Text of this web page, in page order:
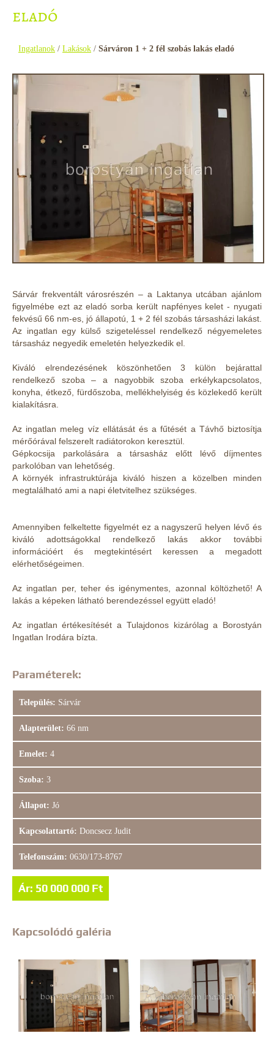
eladó
Ingatlanok / Lakások / Sárváron 1 + 2 fél szobás lakás eladó
Ár: 50 000 000 Ft
Sárvár frekventált városrészén – a Laktanya utcában ajánlom
figyelmébe ezt az eladó sorba került napfényes kelet - nyugati
fekvésű 66 nm-es, jó állapotú, 1 + 2 fél szobás társasházi lakást.
Az ingatlan egy külső szigeteléssel rendelkező négyemeletes
társasház negyedik emeletén helyezkedik el.
Kiváló elrendezésének köszönhetően 3 külön bejárattal
rendelkező szoba – a nagyobbik szoba erkélykapcsolatos,
konyha, étkező, fürdőszoba, mellékhelyiség és közlekedő került
kialakításra.
Az ingatlan meleg víz ellátását és a fűtését a Távhő biztosítja
mérőórával felszerelt radiátorokon keresztül.
Gépkocsija parkolására a társasház előtt lévő díjmentes
parkolóban van lehetőség.
A környék infrastruktúrája kiváló hiszen a közelben minden
megtalálható ami a napi életvitelhez szükséges.
Amennyiben felkeltette figyelmét ez a nagyszerű helyen lévő és
kiváló adottságokkal rendelkező lakás akkor további
információért és megtekintésért keressen a megadott
elérhetőségeimen.
Az ingatlan per, teher és igénymentes, azonnal költözhető! A
lakás a képeken látható berendezéssel együtt eladó!
Az ingatlan értékesítését a Tulajdonos kizárólag a Borostyán
Ingatlan Irodára bízta.
Paraméterek:
Település: Sárvár
Alapterület: 66 nm
Emelet: 4
Szoba: 3
Állapot: Jó
Kapcsolattartó: Doncsecz Judit
Telefonszám: 0630/173-8767
Kapcsolódó galéria